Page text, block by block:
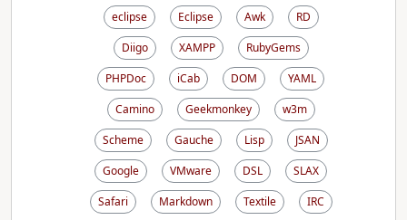
eclipse
Eclipse Awk
RD
Diigo
XAMPP
RubyGems
PHPDoc
iCab DOM
YAML
Camino
Geekmonkey
w3m
Scheme
Gauche Lisp
JSAN
Google
VMware DSL
SLAX
Safari
Markdown Textile
IRC